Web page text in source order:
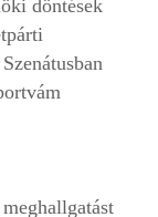
döntések